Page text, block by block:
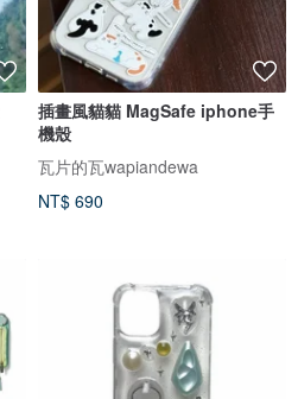
插畫風貓貓 MagSafe iphone手
機殼
瓦片的瓦wapiandewa
NT$ 690